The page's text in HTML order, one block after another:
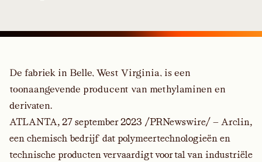
De fabriek in Belle, West Virginia, is een
toonaangevende producent van methylaminen en
derivaten.
ATLANTA, 27 september 2023 /PRNewswire/ — Arclin,
een chemisch bedrijf dat polymeertechnologieën en
technische producten vervaardigt voor tal van industriële